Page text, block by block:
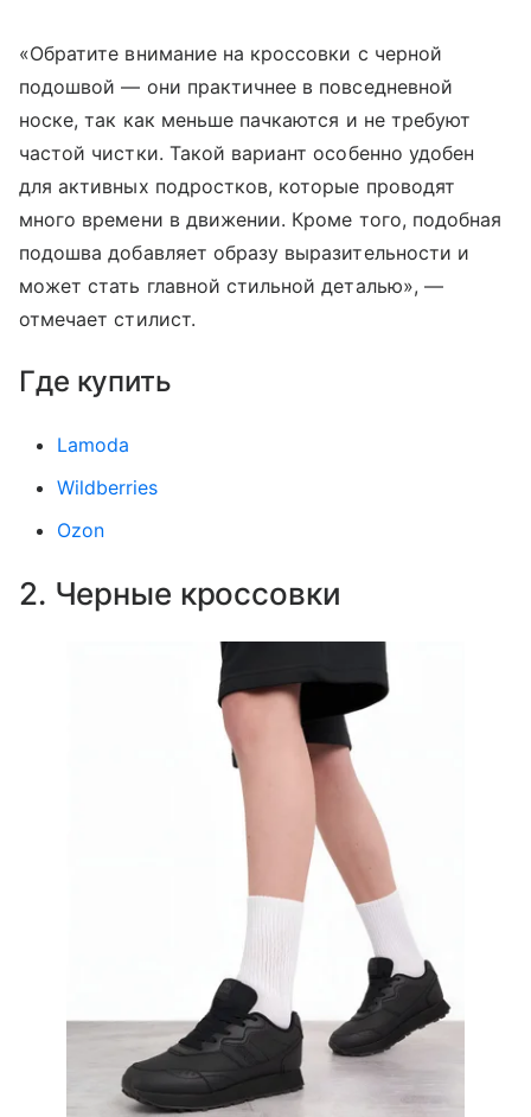
«Обратите внимание на кроссовки с черной
подошвой — они практичнее в повседневной
носке, так как меньше пачкаются и не требуют
частой чистки. Такой вариант особенно удобен
для активных подростков, которые проводят
много времени в движении. Кроме того, подобная
подошва добавляет образу выразительности и
может стать главной стильной деталью», —
отмечает стилист.
Где купить
Lamoda
Wildberries
Ozon
2. Черные кроссовки